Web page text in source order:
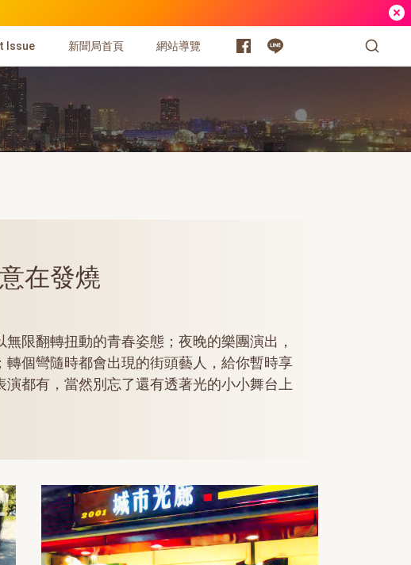
Issue 新聞局首頁 網站導覽
在發燒
限翻轉扭動的青春姿態；夜晚的樂團演出，
轉個彎隨時都會出現的街頭藝人，給你暫時享
都有，當然別忘了還有透著光的小小舞台上